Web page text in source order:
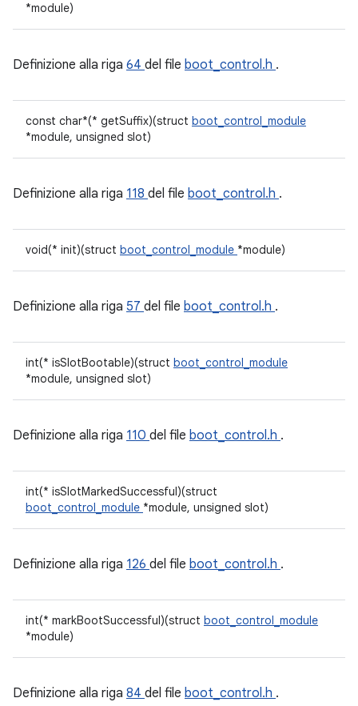
*module)
Definizione alla riga 64 del file boot_control.h .
const char*(* getSuffix)(struct boot_control_module
*module, unsigned slot)
Definizione alla riga 118 del file boot_control.h .
void(* init)(struct boot_control_module *module)
Definizione alla riga 57 del file boot_control.h .
int(* isSlotBootable)(struct boot_control_module
*module, unsigned slot)
Definizione alla riga 110 del file boot_control.h .
int(* isSlotMarkedSuccessful)(struct
boot_control_module *module, unsigned slot)
Definizione alla riga 126 del file boot_control.h .
int(* markBootSuccessful)(struct boot_control_module
*module)
Definizione alla riga 84 del file boot_control.h .